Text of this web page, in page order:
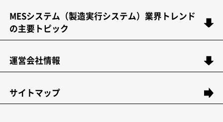
MESシステム（製造実行システム）業界トレンド
の主要トピック
運営会社情報
サイトマップ